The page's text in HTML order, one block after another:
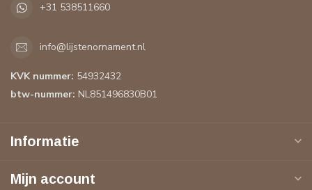
+31 538511660
info@lijstenornament.nl
KVK nummer: 54932432
btw-nummer: NL851496830B01
Informatie
Mijn account